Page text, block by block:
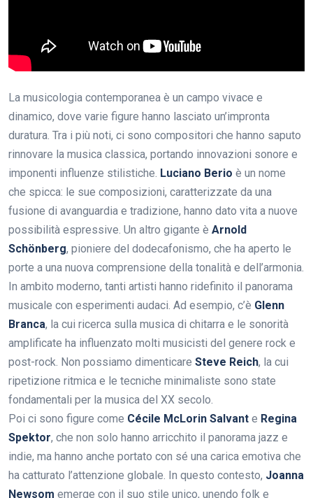
La musicologia contemporanea è un campo vivace e
dinamico, dove varie figure hanno lasciato un’impronta
duratura. Tra i più noti, ci sono compositori che hanno saputo
rinnovare la musica classica, portando innovazioni sonore e
imponenti influenze stilistiche. Luciano Berio è un nome
che spicca: le sue composizioni, caratterizzate da una
fusione di avanguardia e tradizione, hanno dato vita a nuove
possibilità espressive. Un altro gigante è Arnold
Schönberg, pioniere del dodecafonismo, che ha aperto le
porte a una nuova comprensione della tonalità e dell’armonia.
In ambito moderno, tanti artisti hanno ridefinito il panorama
musicale con esperimenti audaci. Ad esempio, c’è Glenn
Branca, la cui ricerca sulla musica di chitarra e le sonorità
amplificate ha influenzato molti musicisti del genere rock e
post-rock. Non possiamo dimenticare Steve Reich, la cui
ripetizione ritmica e le tecniche minimaliste sono state
fondamentali per la musica del XX secolo.
Poi ci sono figure come Cécile McLorin Salvant e Regina
Spektor, che non solo hanno arricchito il panorama jazz e
indie, ma hanno anche portato con sé una carica emotiva che
ha catturato l’attenzione globale. In questo contesto, Joanna
Newsom emerge con il suo stile unico, unendo folk e